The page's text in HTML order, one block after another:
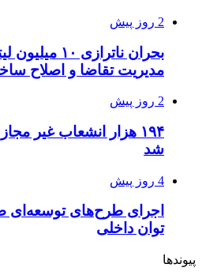
2 روز پیش
بحران
مدیریت تقاضا و اصلاح
2 روز پیش
۱۹۴ هزار انشعاب غیر
شد
4 روز پیش
اجرای طرح‌های توسعه‌ای
توان داخلی
پیوندها